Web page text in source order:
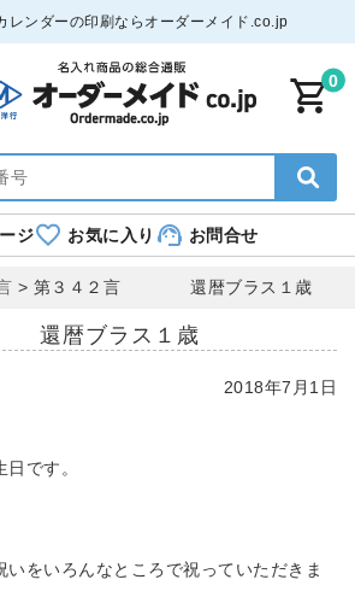
レンダーの印刷ならオーダーメイド.co.jp
0
ジ お気に入り お問合せ
> 第３４２言 還暦ブラス１歳
暦ブラス１歳
2018年7月1日
です。
いをいろんなところで祝っていただきま